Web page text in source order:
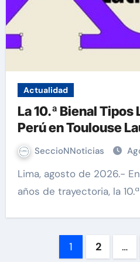
Actualidad
La 10.ª Bienal Tipos
Perú en Toulouse
SeccioNNoticias
Lima, agosto de 2026.- En el marco de sus 20
años de trayectoria, la
Paginación
1 2 …